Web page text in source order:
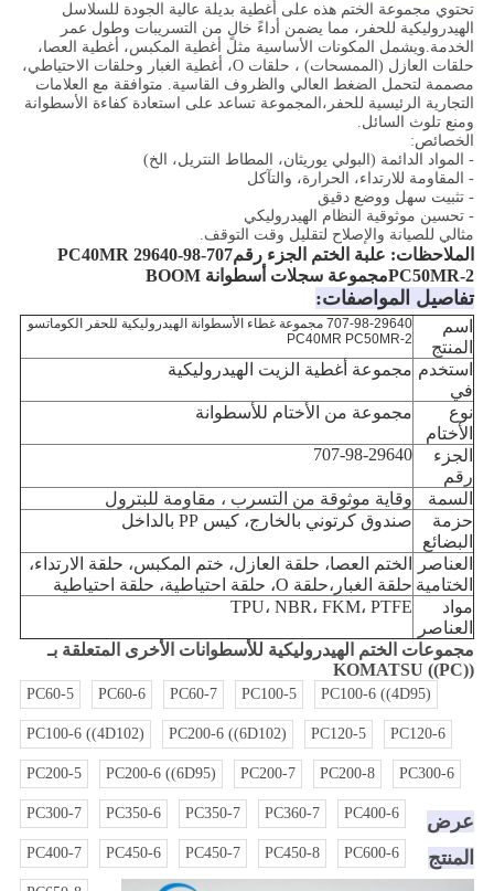
تحتوي مجموعة الختم هذه على أغطية بديلة عالية الجودة للسلاسل
الهيدروليكية للحفر، مما يضمن أداءً خالٍ من التسريبات وطول عمر
الخدمة.ويشمل المكونات الأساسية مثل أغطية المكبس، أغطية العصا،
حلقات العازل (الممسحات) ، حلقات O، أغطية الغبار وحلقات الاحتياطي،
مصممة لتحمل الضغط العالي والظروف القاسية. متوافقة مع العلامات
التجارية الرئيسية للحفر،المجموعة تساعد على استعادة كفاءة الأسطوانة
ومنع تلوث السائل.
الخصائص:
- المواد الدائمة (البولي يوريثان، المطاط النتريل، الخ)
- المقاومة للارتداء، الحرارة، والتآكل
- تثبيت سهل ووضع دقيق
- تحسين موثوقية النظام الهيدروليكي
مثالي للصيانة والإصلاح لتقليل وقت التوقف.
الملاحظات: علبة الختم الجزء رقم
707-98-29640 PC40MR
PC50MR-2مجموعة سجلات أسطوانة BOOM
تفاصيل المواصفات:
اسم
المنتج
707-98-29640 مجموعة غطاء الأسطوانة الهيدروليكية للحفر الكوماتسو
PC40MR PC50MR-2
استخدم
في
مجموعة أغطية الزيت الهيدروليكية
نوع
الأختام
مجموعة من الأختام للأسطوانة
الجزء
رقم
707-98-29640
السمة
وقاية موثوقة من التسرب ، مقاومة للبترول
حزمة
البضائع
صندوق كرتوني بالخارج، كيس PP بالداخل
العناصر
الختامية
الختم العصا، حلقة العازل، ختم المكبس، حلقة الارتداء،
حلقة الغبار،حلقة O، حلقة احتياطية، حلقة احتياطية
مواد
العناصر
TPU، NBR، FKM، PTFE
مجموعات الختم الهيدروليكية للأسطوانات الأخرى المتعلقة بـ
KOMATSU ((PC))
PC60-5 PC60-6 PC60-7 PC100-5 PC100-6 ((4D95)
PC100-6 ((4D102) PC200-6 ((6D102) PC120-5 PC120-6
PC200-5 PC200-6 ((6D95) PC200-7 PC200-8 PC300-6
PC300-7 PC350-6 PC350-7 PC360-7 PC400-6
PC400-7 PC450-6 PC450-7 PC450-8 PC600-6
عرض
المنتج